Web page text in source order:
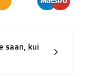
saan, kui